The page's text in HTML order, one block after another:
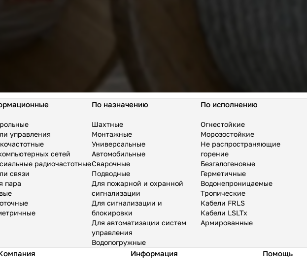
управления
сетей
радиочастотные
связи
пара
По назначению
Шахтные
Монтажные
Универсальные
Автомобильные
Сварочные
Подводные
Для пожарной и охранной
сигнализации
Для сигнализации и
блокировки
Для автоматизации систем
управления
Водопогружные
По исполнению
Огнестойкие
Морозостойкие
Не распространяющие
горение
Безгалогеновые
Герметичные
Водонепроницаемые
Тропические
Кабели FRLS
Кабели LSLTx
Армированные
Информация Помощь